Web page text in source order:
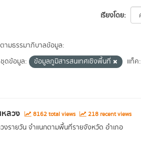
เรียงโดย
ามธรรมาภิบาลข้อมูล:
ชุดข้อมูล: ข้อมูลภูมิสารสนเทศเชิงพื้นที่ แท็ค:
ลวง 8162 total views 218 recent views
รายวัน จำแนกตามพื้นที่รายจังหวัด อำเภอ